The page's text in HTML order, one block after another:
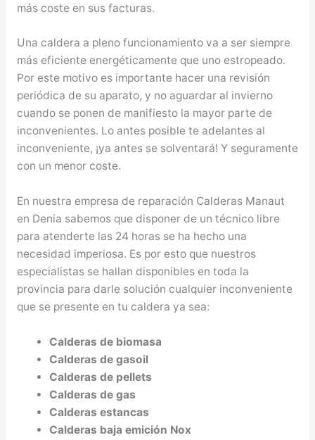
más coste en sus facturas.
Una caldera a pleno funcionamiento va a ser siempre
más eficiente energéticamente que uno estropeado.
Por este motivo es importante hacer una revisión
periódica de su aparato, y no aguardar al invierno
cuando se ponen de manifiesto la mayor parte de
inconvenientes. Lo antes posible te adelantes al
inconveniente, ¡ya antes se solventará! Y seguramente
con un menor coste.
En nuestra empresa de reparación Calderas Manaut
en Denia sabemos que disponer de un técnico libre
para atenderte las 24 horas se ha hecho una
necesidad imperiosa. Es por esto que nuestros
especialistas se hallan disponibles en toda la
provincia para darle solución cualquier inconveniente
que se presente en tu caldera ya sea:
Calderas de biomasa
Calderas de gasoil
Calderas de pellets
Calderas de gas
Calderas estancas
Calderas baja emición Nox